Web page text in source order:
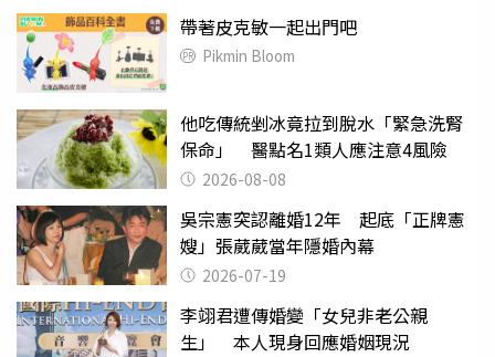
帶著皮克敏一起出門吧
Pikmin Bloom
他吃傳統剉冰竟拉到脫水「緊急洗腎
保命」 醫點名1類人應注意4風險
2026-08-08
吳宗憲突認離婚12年 起底「正牌憲
嫂」張葳葳當年隱婚內幕
2026-07-19
李翊君遭傳婚變「女兒非老公親
生」 本人現身回應婚姻現況